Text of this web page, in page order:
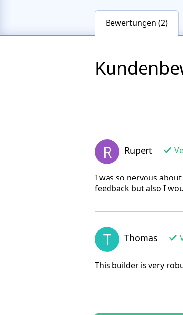
Bewertungen (2)
R Rupert
I was so nervous
feedback but also I
T Thomas
This builder is very